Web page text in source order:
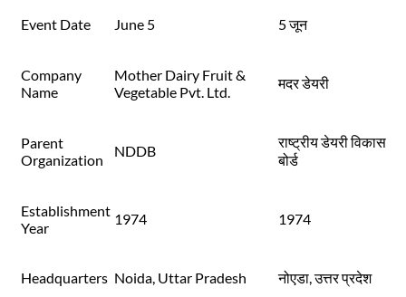
Event Date June 5 5 जून
Company
Name
Mother Dairy Fruit &
Vegetable Pvt. Ltd.
मदर डेयरी
Parent
Organization
NDDB
राष्ट्रीय डेयरी विकास
बोर्ड
Establishment
Year
1974 1974
Headquarters Noida, Uttar Pradesh नोएडा, उत्तर प्रदेश